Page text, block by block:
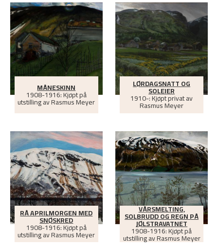
MÅNESKINN
1908-1916: Kjøpt på
utstilling av Rasmus Meyer
LØRDAGSNATT OG
SOLEIER
1910-: Kjøpt privat av
Rasmus Meyer
RÅ APRILMORGEN MED
SNØSKRED
1908-1916: Kjøpt på
utstilling av Rasmus Meyer
VÅRSMELTING,
SOLBRUDD OG REGN PÅ
JØLSTRAVATNET
1908-1916: Kjøpt på
utstilling av Rasmus Meyer